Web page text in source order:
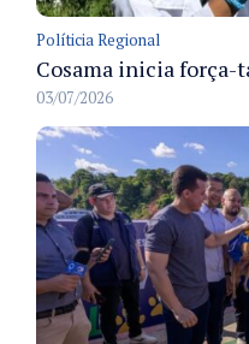
Políticia Regional
03/07/2026